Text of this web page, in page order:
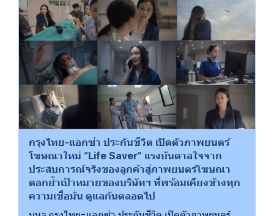
กรุงไทย-แอกซ่า ประกันชีวิต เปิดตัวภาพยนตร์
โฆษณาใหม่ “Life Saver” แรงบันดาลใจจาก
ประสบการณ์จริงของลูกค้าสู่ภาพยนตร์โฆษณา
ตอกย้ำเป้าหมายของบริษัทฯ ที่พร้อมเคียงข้างทุก
ความเชื่อมั่น ดูแลกันตลอดไป